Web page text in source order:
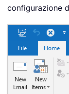
configurazione